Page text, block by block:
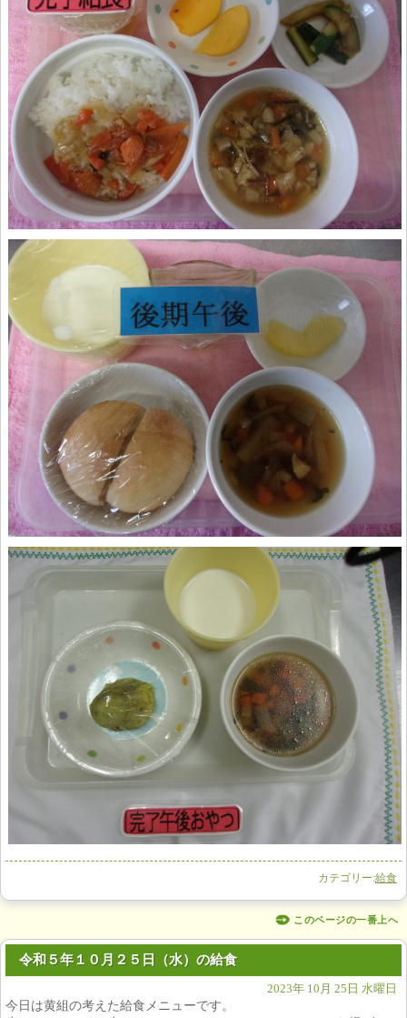
カテゴリー:給食
このページの一番上へ
令和５年１０月２５日（水）の給食
2023年 10月 25日 水曜日
今日は黄組の考えた給食メニューです。